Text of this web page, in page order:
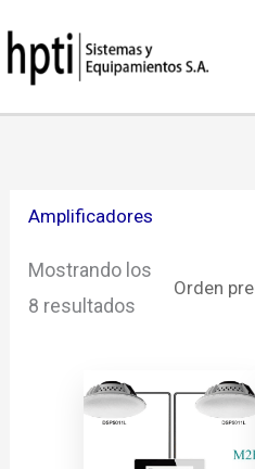
al
contenido
Amplificadores
Mostrando los
8 resultados